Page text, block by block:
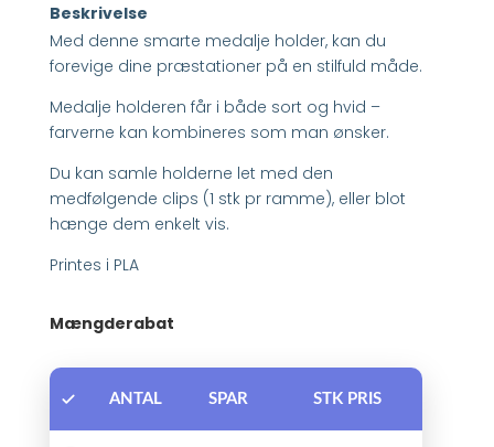
Beskrivelse
Med denne smarte medalje holder, kan du
forevige dine præstationer på en stilfuld måde.
Medalje holderen får i både sort og hvid –
farverne kan kombineres som man ønsker.
Du kan samle holderne let med den
medfølgende clips (1 stk pr ramme), eller blot
hænge dem enkelt vis.
Printes i PLA
Mængderabat
ANTAL SPAR STK PRIS